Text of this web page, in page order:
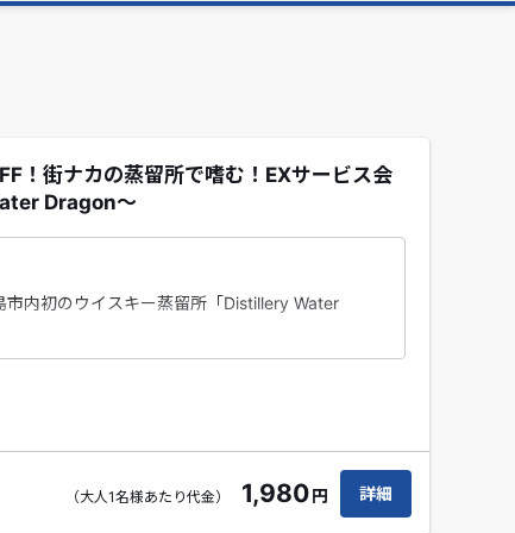
！街ナカの蒸留所で嗜む！EXサービス会
Dragon～
内初のウイスキー蒸留所「Distillery Water
ます。ちょこっとおつまみ付き。
（大人1名様あたり代金） 1,980円 詳細